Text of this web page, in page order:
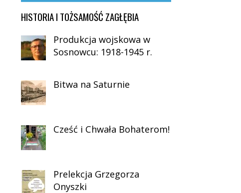
HISTORIA I TOŻSAMOŚĆ ZAGŁĘBIA
Produkcja wojskowa w
Sosnowcu: 1918-1945 r.
Bitwa na Saturnie
Cześć i Chwała Bohaterom!
Prelekcja Grzegorza
Onyszki